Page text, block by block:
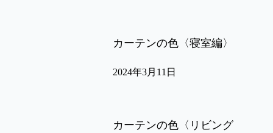
カーテンの色〈寝室編〉
2024年3月11日
カーテンの色〈リビング